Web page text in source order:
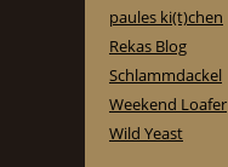
paules ki(t)chen
Rekas Blog
Schlammdackel
Weekend Loafer
Wild Yeast